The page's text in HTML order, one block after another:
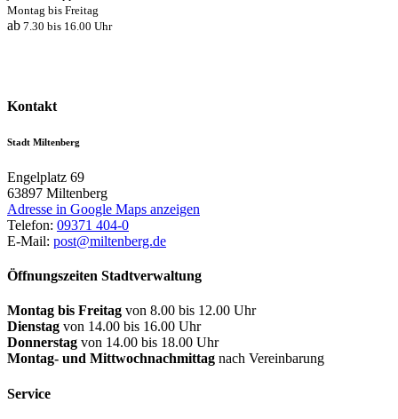
Montag bis Freitag
ab 7.30 bis 16.00 Uhr
Kontakt
Stadt Miltenberg
Engelplatz 69
63897 Miltenberg
Adresse in Google Maps anzeigen
Telefon: 09371 404-0
E-Mail: post@miltenberg.de
Öffnungszeiten Stadtverwaltung
Montag bis Freitag von 8.00 bis 12.00 Uhr
Dienstag von 14.00 bis 16.00 Uhr
Donnerstag von 14.00 bis 18.00 Uhr
Montag- und Mittwochnachmittag nach Vereinbarung
Service